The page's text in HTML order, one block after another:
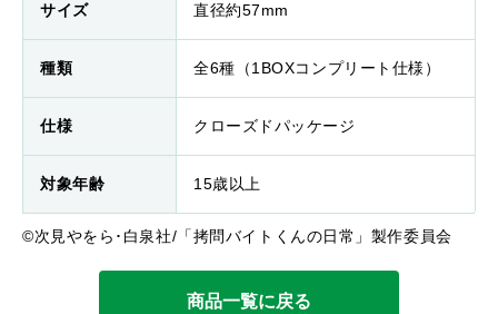
サイズ 直径約57mm
種類 全6種（1BOXコンプリート仕様）
仕様 クローズドパッケージ
対象年齢 15歳以上
©次見やをら･白泉社/「拷問バイトくんの日常」製作委員会
商品一覧に戻る